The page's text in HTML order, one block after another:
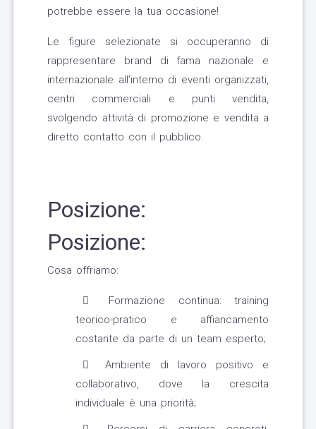
potrebbe essere la tua occasione!
Le figure selezionate si occuperanno di
rappresentare brand di fama nazionale e
internazionale all’interno di eventi organizzati,
centri commerciali e punti vendita,
svolgendo attività di promozione e vendita a
diretto contatto con il pubblico.
Posizione:
Posizione:
Cosa offriamo:
Formazione continua: training
teorico-pratico e affiancamento
costante da parte di un team esperto;
Ambiente di lavoro positivo e
collaborativo, dove la crescita
individuale è una priorità;